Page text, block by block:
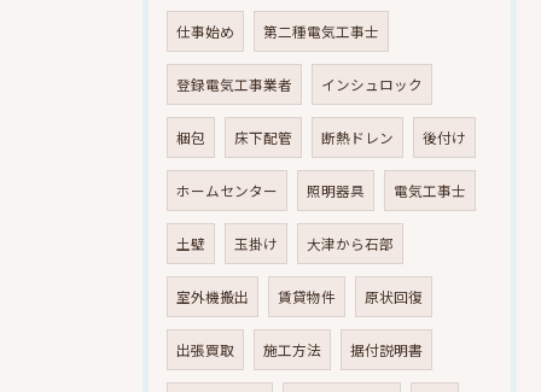
仕事始め 第二種電気工事士
登録電気工事業者 インシュロック
梱包 床下配管 断熱ドレン 後付け
ホームセンター 照明器具 電気工事士
土壁 玉掛け 大津から石部
室外機搬出 賃貸物件 原状回復
出張買取 施工方法 据付説明書